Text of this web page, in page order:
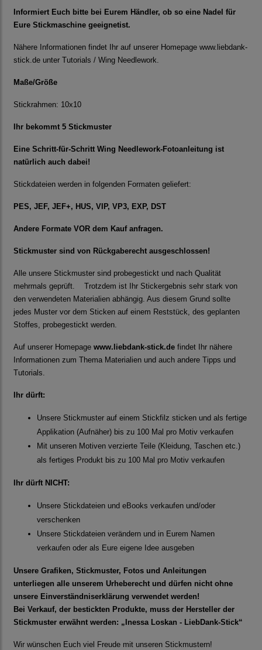
Informiert Euch bitte bei Eurem Händler, ob so eine Nadel für
Eure Stickmaschine geeignetist.
Nähere Informationen findet Ihr auf unserer Homepage www.liebdank-
stick.de unter Tutorials / Wing Needlework.
Maße/Größe
Stickrahmen: 10x10
Ihr bekommt 5 Stickmuster
Eine Schritt-für-Schritt Wing Needlework-Fotoanleitung ist
natürlich auch dabei!
Stickdateien werden in folgenden Formaten geliefert:
PES, JEF, JEF+, HUS, VIP, VP3, EXP, DST
Andere Formate VOR dem Kauf anfragen.
Stickmuster sind von Rückgaberecht ausgeschlossen!
Alle unsere Stickmuster sind probegestickt und nach Qualität
mehrmals geprüft. Trotzdem ist Ihr Stickergebnis sehr stark von
den verwendeten Materialien abhängig. Aus diesem Grund sollte
jedes Muster vor dem Sticken auf einem Reststück, des geplanten
Stoffes, probegestickt werden.
Auf unserer Homepage www.liebdank-stick.de findet Ihr nähere
Informationen zum Thema Materialien und auch andere Tipps und
Tutorials.
Ihr dürft:
Unsere Stickmuster auf einem Stickfilz sticken und als fertige
Applikation (Aufnäher) bis zu 100 Mal pro Motiv verkaufen
Mit unseren Motiven verzierte Teile (Kleidung, Taschen etc.)
als fertiges Produkt bis zu 100 Mal pro Motiv verkaufen
Ihr dürft NICHT:
Unsere Stickdateien und eBooks verkaufen und/oder
verschenken
Unsere Stickdateien verändern und in Eurem Namen
verkaufen oder als Eure eigene Idee ausgeben
Unsere Grafiken, Stickmuster, Fotos und Anleitungen
unterliegen alle unserem Urheberecht und dürfen nicht ohne
unsere Einverständniserklärung verwendet werden!
Bei Verkauf, der bestickten Produkte, muss der Hersteller der
Stickmuster erwähnt werden: „Inessa Loskan - LiebDank-Stick“
Wir wünschen Euch viel Freude mit unseren Stickmustern!